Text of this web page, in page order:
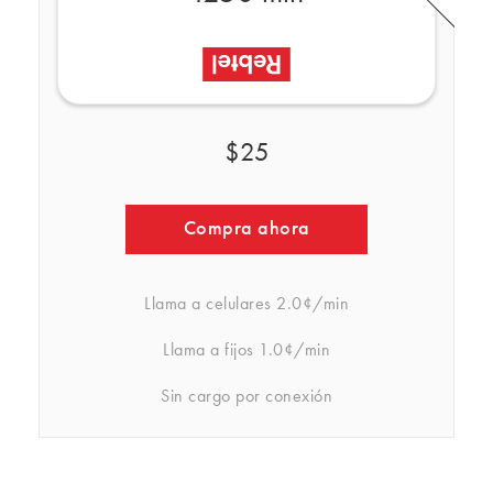
$25
Compra ahora
Llama a celulares 2.0¢/min
Llama a fijos 1.0¢/min
Sin cargo por conexión